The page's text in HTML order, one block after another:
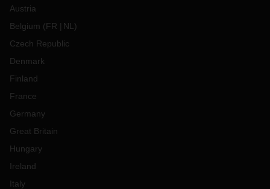
Austria
Belgium (FR NL )
Czech Republic
Denmark
Finland
France
Germany
Great Britain
Hungary
Ireland
Italy